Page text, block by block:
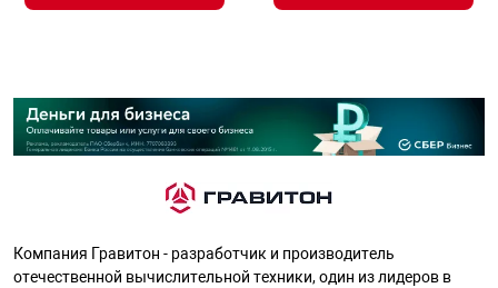
Компания Гравитон - разработчик и производитель
отечественной вычислительной техники, один из лидеров в